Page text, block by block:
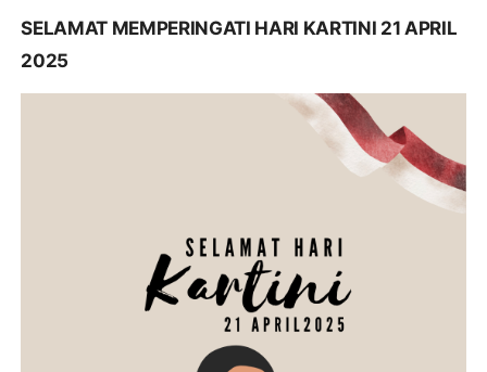
SELAMAT MEMPERINGATI HARI KARTINI 21 APRIL
2025